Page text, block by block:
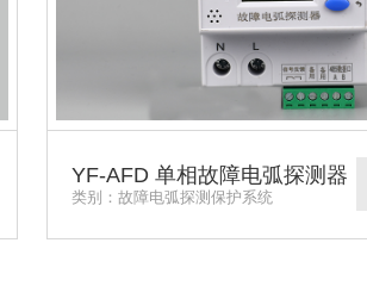
YF-AFD 单相故障电弧探测器
类别：故障电弧探测保护系统